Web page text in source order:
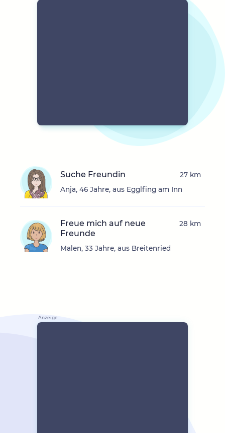
Suche Freundin
Anja, 46 Jahre, aus Egglfing am Inn
27 km
Freue mich auf neue
Freunde
Malen, 33 Jahre, aus Breitenried
28 km